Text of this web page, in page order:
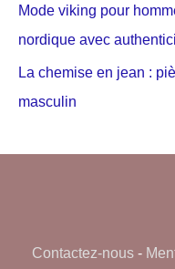
Mode viking pour
nordique avec
La chemise en jean :
masculin
Contactez-nous-